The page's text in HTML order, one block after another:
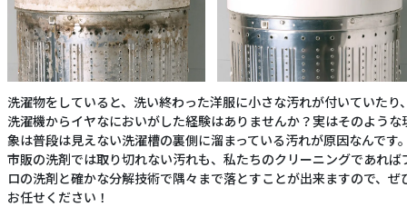
洗濯物をしていると、洗い終わった洋服に小さな汚れが付いていたり
洗濯機からイヤなにおいがした経験はありませんか？実はそのような
象は普段は見えない洗濯槽の裏側に溜まっている汚れが原因なんです
市販の洗剤では取り切れない汚れも、私たちのクリーニングであれば
ロの洗剤と確かな分解技術で隅々まで落とすことが出来ますので、ぜ
お任せください！